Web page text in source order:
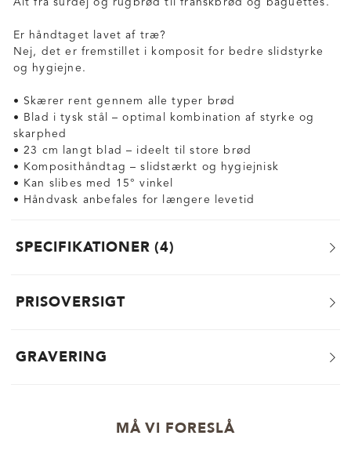
Alt fra surdej og rugbrød til franskbrød og baguettes.
Er håndtaget lavet af træ?
Nej, det er fremstillet i komposit for bedre slidstyrke
og hygiejne.
• Skærer rent gennem alle typer brød
• Blad i tysk stål – optimal kombination af styrke og
skarphed
• 23 cm langt blad – ideelt til store brød
• Komposithåndtag – slidstærkt og hygiejnisk
• Kan slibes med 15° vinkel
• Håndvask anbefales for længere levetid
SPECIFIKATIONER 4
PRISOVERSIGT
GRAVERING
MÅ VI FORESLÅ